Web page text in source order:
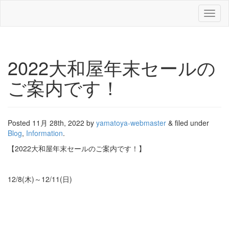
2022大和屋年末セールの
ご案内です！
Posted 11月 28th, 2022 by yamatoya-webmaster & filed under
Blog, Information.
【2022大和屋年末セールのご案内です！】
12/8(木)～12/11(日)